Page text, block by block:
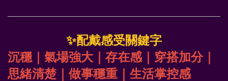
✨配戴感受關鍵字
沉穩｜氣場強大｜存在感｜穿搭加分｜
思緒清楚｜做事穩重｜生活掌控感